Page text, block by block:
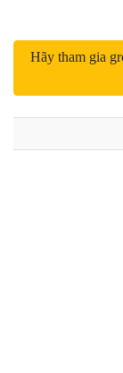
Bài 13: Traits
Bài 14: Hàm ẩn
Bài 15: This và
Hãy tham gia